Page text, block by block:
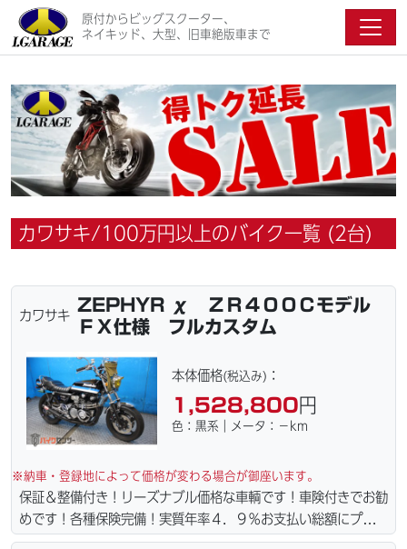
原付からビッグスクーター、
ネイキッド、大型、旧車絶版車まで
カワサキ/100万円以上のバイク一覧 (2台)
カワサキ
ZEPHYR χ ＺＲ４００Ｃモデル
ＦＸ仕様 フルカスタム
本体価格(税込み) ：
1,528,800円
色：黒系｜メータ：－km
※納車・登録地によって価格が変わる場合が御座います。
保証＆整備付き！リーズナブル価格な車輌です！車険付きでお勧
めです！各種保険完備！実質年率４．９％お支払い総額にプラス
４万円で車検２年に変更できます。☆盗難保険加入可能！全国ど